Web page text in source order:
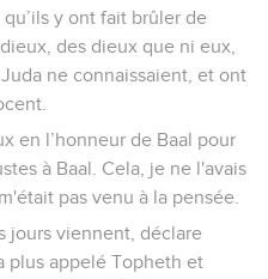
y ont fait brûler de
des dieux que ni eux,
ne connaissaient, et ont
en l’honneur de Baal pour
à Baal. Cela, je ne l'avais
pas venu à la pensée.
jours viennent, déclare
plus appelé Topheth et